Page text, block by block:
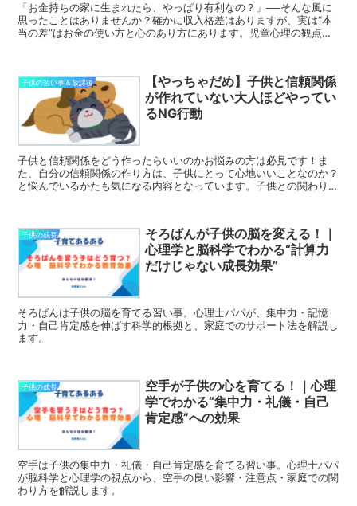
「お金持ちの家に生まれたら、やっぱり有利なの？」──そんな風に
思ったことはありませんか？確かに収入格差はありますが、実は“本
当の差”はお金の使い方と心のあり方にあります。児童心理の観点か
子供の習い事＆放課後
【やっちゃだめ】子供と信頼関係
が作れていない大人ほどやってい
るNG行動
子供と信頼関係をどう作ったらいいのかお悩みの方は必見です！ま
た、自分の信頼関係の作り方は、子供にとって心地いいことなのか？
と悩んでいるかたも気になる内容となっています。子供との関わり方
子供の成長
そろばんが子供の脳を変える！｜
心理学と脳科学でわかる“計算力
だけじゃない成長効果”
そろばんは子供の脳を育てる習い事。心理士パパが、集中力・記憶
力・自己肯定感を伸ばす科学的根拠と、家庭でのサポート法を解説し
ます。
子供の成長
空手が子供の心を育てる！｜心理
学でわかる“集中力・礼儀・自己
肯定感”への効果
空手は子供の集中力・礼儀・自己肯定感を育てる習い事。心理士パパ
が脳科学と心理学の視点から、空手の良い影響・注意点・家庭での関
わり方を解説します。